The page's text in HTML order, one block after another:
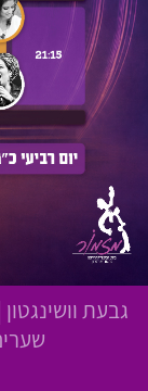
גבעת וושינגטון
שערים 16:30 | שעת